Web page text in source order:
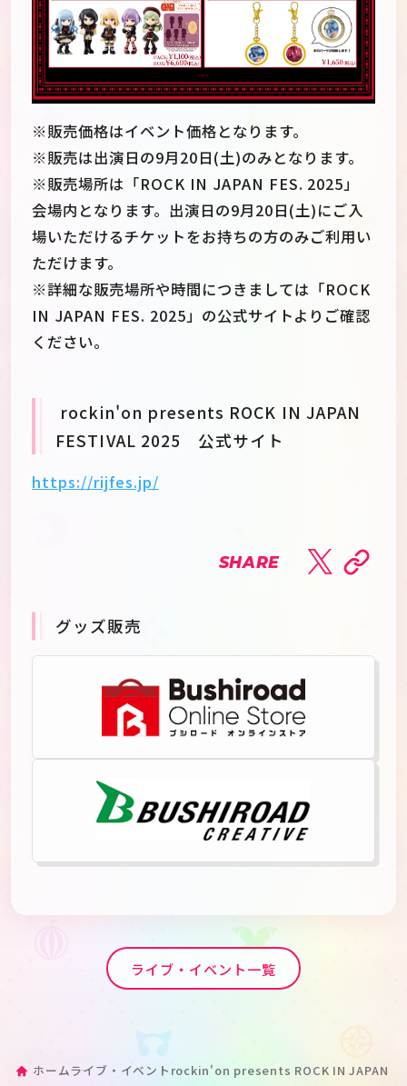
※販売価格はイベント価格となります。
※販売は出演日の9月20日(土)のみとなります。
※販売場所は「ROCK IN JAPAN FES. 2025」
会場内となります。出演日の9月20日(土)にご入
場いただけるチケットをお持ちの方のみご利用い
ただけます。
※詳細な販売場所や時間につきましては「ROCK
IN JAPAN FES. 2025」の公式サイトよりご確認
ください。
rockin'on presents ROCK IN JAPAN
FESTIVAL 2025 公式サイト
https://rijfes.jp/
SHARE
グッズ販売
ライブ・イベント一覧
ホームライブ・イベント rockin'on presents ROCK IN JAPAN